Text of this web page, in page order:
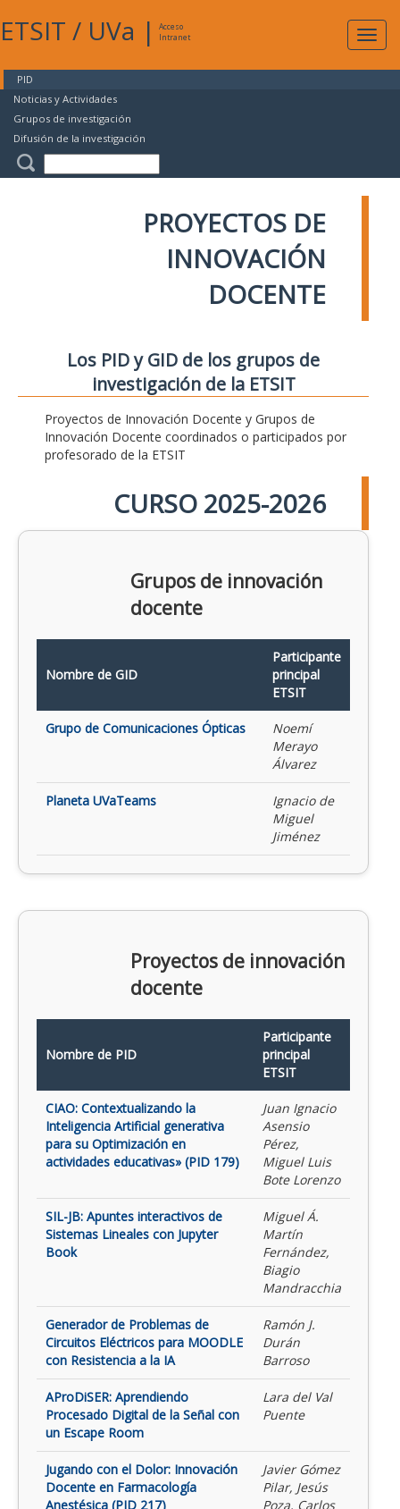
ETSIT / UVa |
Acceso
Intranet
PID
Noticias y Actividades
Grupos de investigación
Difusión de la investigación
PROYECTOS DE
INNOVACIÓN
DOCENTE
Los PID y GID de los grupos de
investigación de la ETSIT
Proyectos de Innovación Docente y Grupos de
Innovación Docente coordinados o participados por
profesorado de la ETSIT
CURSO 2025-2026
Grupos de innovación
docente
Nombre de GID
Participante
principal
ETSIT
Grupo de Comunicaciones Ópticas
Noemí
Merayo
Álvarez
Planeta UVaTeams
Ignacio de
Miguel
Jiménez
Proyectos de innovación
docente
Nombre de PID
Participante
principal
ETSIT
CIAO: Contextualizando la
Inteligencia Artificial generativa
para su Optimización en
actividades educativas» (PID 179)
Juan Ignacio
Asensio
Pérez,
Miguel Luis
Bote Lorenzo
SIL-JB: Apuntes interactivos de
Sistemas Lineales con Jupyter
Book
Miguel Á.
Martín
Fernández,
Biagio
Mandracchia
Generador de Problemas de
Circuitos Eléctricos para MOODLE
con Resistencia a la IA
Ramón J.
Durán
Barroso
AProDiSER: Aprendiendo
Procesado Digital de la Señal con
un Escape Room
Lara del Val
Puente
Jugando con el Dolor: Innovación
Docente en Farmacología
Anestésica (PID 217)
Javier Gómez
Pilar, Jesús
Poza, Carlos